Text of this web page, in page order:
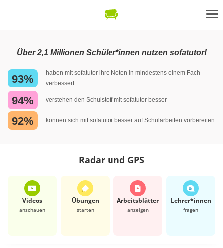
Über 2,1 Millionen Schüler*innen nutzen sofatutor!
93%
haben mit sofatutor ihre Noten in mindestens einem Fach
verbessert
94% verstehen den Schulstoff mit sofatutor besser
92% können sich mit sofatutor besser auf Schularbeiten vorbereiten
Radar und GPS
Videos
anschauen
Übungen
starten
Arbeits­blätter
anzeigen
Lehrer*​innen
fragen